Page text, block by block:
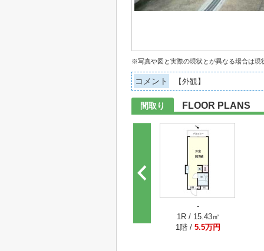
※写真や図と実際の現状とが異なる場合は現
コメント 【外観】
間取り FLOOR PLANS
-
1R / 15.43㎡
1階 / 5.5万円